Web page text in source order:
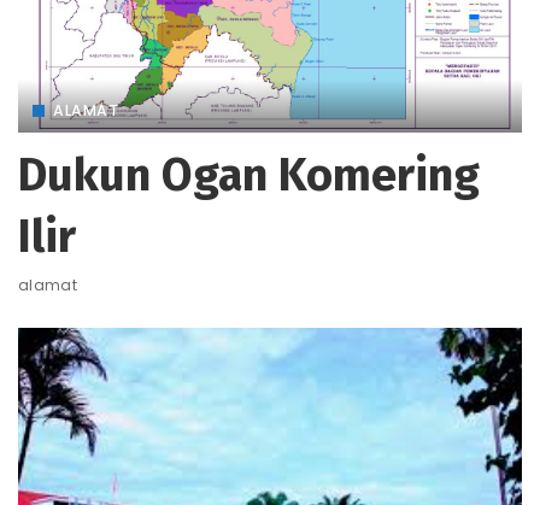
ALAMAT
Dukun Ogan Komering
Ilir
alamat